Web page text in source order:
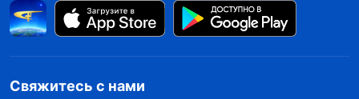
Свяжитесь с нами